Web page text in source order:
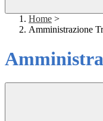
Home >
Amministrazione